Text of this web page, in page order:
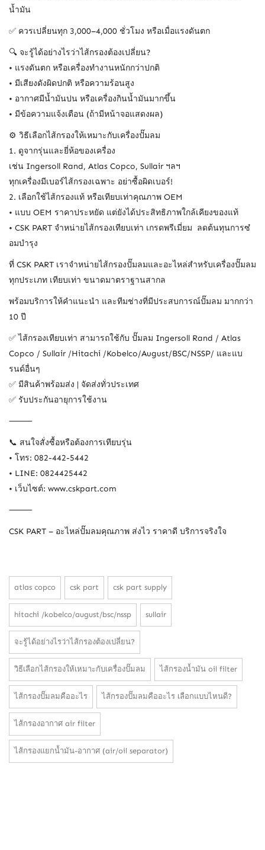
น้ำมัน
✅ ควรเปลี่ยนทุก 3,000–4,000 ชั่วโมง หรือเมื่อแรงดันตก
🔍 จะรู้ได้อย่างไรว่าไส้กรองต้องเปลี่ยน?
• แรงดันตก หรือเครื่องทำงานหนักกว่าปกติ
• มีเสียงดังผิดปกติ หรือความร้อนสูง
• อากาศมีน้ำมันปน หรือเครื่องกินน้ำมันมากขึ้น
• มีข้อความแจ้งเตือน (ถ้ามีหน้าจอแสดงผล)
⚙️ วิธีเลือกไส้กรองให้เหมาะกับเครื่องปั๊มลม
1. ดูจากรุ่นและยี่ห้อของเครื่อง
เช่น Ingersoll Rand, Atlas Copco, Sullair ฯลฯ
ทุกเครื่องมีเบอร์ไส้กรองเฉพาะ อย่าซื้อผิดเบอร์!
2. เลือกใช้ไส้กรองแท้ หรือเทียบเท่าคุณภาพ OEM
• แบบ OEM ราคาประหยัด แต่ยังได้ประสิทธิภาพใกล้เคียงของแท้
• CSK PART จำหน่ายไส้กรองเทียบเท่า เกรดพรีเมี่ยม ลดต้นทุนการซ๋
อมบำรุง
ที่ CSK PART เราจำหน่ายไส้กรองปั๊มลมและอะไหล่สำหรับเครื่องปั๊มลม
ทุกประเภท เทียบเท่า ขนาดมาตราฐานสากล
พร้อมบริการให้คำแนะนำ และทีมช่างที่มีประสบการณ์ปั๊มลม มากกว่า
10 ปี
✅ ไส้กรองเทียบเท่า สามารถใช้กับ ปั๊มลม Ingersoll Rand / Atlas
Copco / Sullair /Hitachi /Kobelco/August/BSC/NSSP/ และแบ
รนด์อื่นๆ
✅ มีสินค้าพร้อมส่ง | จัดส่งทั่วประเทศ
✅ รับประกันอายุการใช้งาน
⸻
📞 สนใจสั่งซื้อหรือต้องการเทียบรุ่น
• โทร: 082-442-5442
• LINE: 0824425442
• เว็บไซต์: www.cskpart.com
⸻
CSK PART – อะไหล่ปั๊มลมคุณภาพ ส่งไว ราคาดี บริการจริงใจ
atlas copco csk part csk part supply
hitachi /kobelco/august/bsc/nssp sullair
จะรู้ได้อย่างไรว่าไส้กรองต้องเปลี่ยน?
วิธีเลือกไส้กรองให้เหมาะกับเครื่องปั๊มลม ไส้กรองน้ำมัน oil filter
ไส้กรองปั๊มลมคืออะไร ไส้กรองปั๊มลมคืออะไร เลือกแบบไหนดี?
ไส้กรองอากาศ air filter
ไส้กรองแยกน้ำมัน-อากาศ (air/oil separator)